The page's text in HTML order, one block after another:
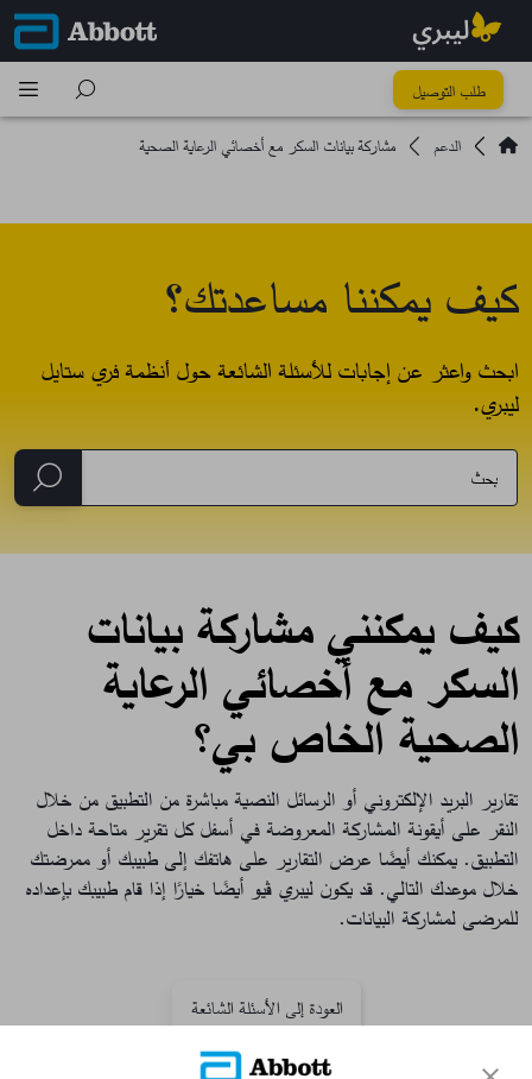
طلب التوصيل
الدعم
مشاركة بيانات السكر مع أخصائي الرعاية الصحية
كيف يمكننا مساعدتك؟
ابحث واعثر عن إجابات للأسئلة الشائعة حول أنظمة فري ستايل
ليبري.
كيف يمكنني مشاركة بيانات
السكر مع أخصائي الرعاية
الصحية الخاص بي؟
تقارير البريد الإلكتروني أو الرسائل النصية مباشرة من التطبيق من خلال
النقر على أيقونة المشاركة المعروضة في أسفل كل تقرير متاحة داخل
التطبيق. يمكنك أيضًا عرض التقارير على هاتفك إلى طبيبك أو ممرضتك
خلال موعدك التالي. قد يكون ليبري ڤيو أيضًا خيارًا إذا قام طبيبك بإعداده
للمرضى لمشاركة البيانات.
العودة إلى الأسئلة الشائعة